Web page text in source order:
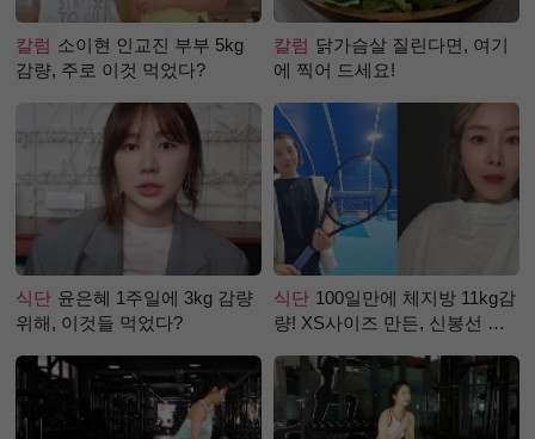
칼럼 소이현 인교진 부부 5kg
감량, 주로 이것 먹었다?
칼럼 닭가슴살 질린다면, 여기
에 찍어 드세요!
식단 윤은혜 1주일에 3kg 감량
위해, 이것들 먹었다?
식단 100일만에 체지방 11kg감
량! XS사이즈 만든, 신봉선 식